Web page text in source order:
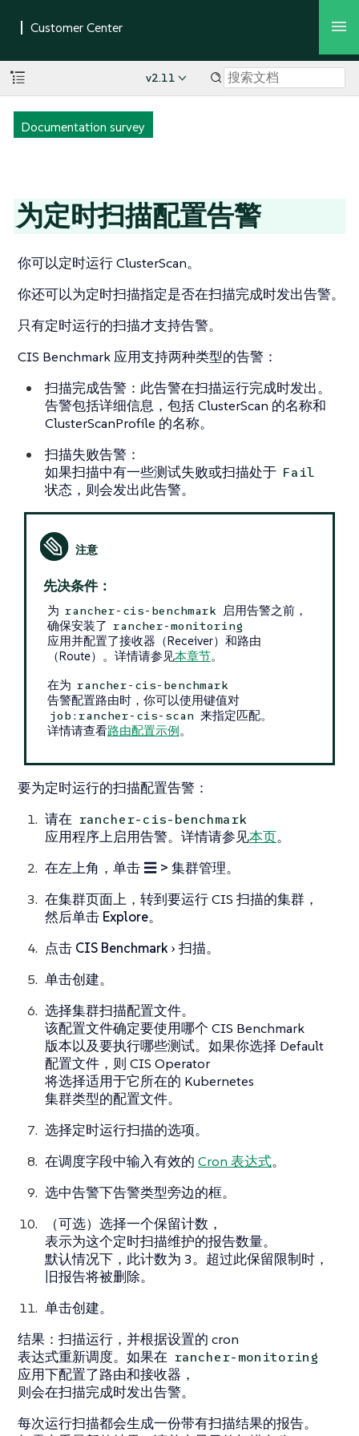
v2.11
Documentation survey
为定时扫描配置告警
你可以定时运行 ClusterScan。
你还可以为定时扫描指定是否在扫描完成时发出告警。
只有定时运行的扫描才支持告警。
CIS Benchmark 应用支持两种类型的告警：
扫描完成告警：此告警在扫描运行完成时发出。
告警包括详细信息，包括 ClusterScan 的名称和
ClusterScanProfile 的名称。
扫描失败告警：
如果扫描中有一些测试失败或扫描处于 Fail
状态，则会发出此告警。
先决条件：
为 rancher-cis-benchmark
启用告警之前，
确保安装了 rancher-monitoring
应用并配置了接收器（Receiver）和路由
（Route）。详情请参见本章节。
在为 rancher-cis-benchmark
告警配置路由时，你可以使用键值对
job:rancher-cis-scan 来指定匹配。
详情请查看路由配置示例。
要为定时运行的扫描配置告警：
请在 rancher-cis-benchmark
应用程序上启用告警。详情请参见本页。
在左上角，单击 ☰ > 集群管理。
在集群页面上，转到要运行 CIS 扫描的集群，
然后单击 Explore。
点击 CIS Benchmark 扫描。
单击创建。
选择集群扫描配置文件。
该配置文件确定要使用哪个 CIS Benchmark
版本以及要执行哪些测试。如果你选择 Default
配置文件，则 CIS Operator
将选择适用于它所在的 Kubernetes
集群类型的配置文件。
选择定时运行扫描的选项。
在调度字段中输入有效的 Cron 表达式。
选中告警下告警类型旁边的框。
（可选）选择一个保留计数 ，
表示为这个定时扫描维护的报告数量。
默认情况下，此计数为 3。超过此保留限制时，
旧报告将被删除。
单击创建。
结果 ：扫描运行，并根据设置的 cron
表达式重新调度。如果在 rancher-monitoring
应用下配置了路由和接收器，
则会在扫描完成时发出告警。
每次运行扫描都会生成一份带有扫描结果的报告。